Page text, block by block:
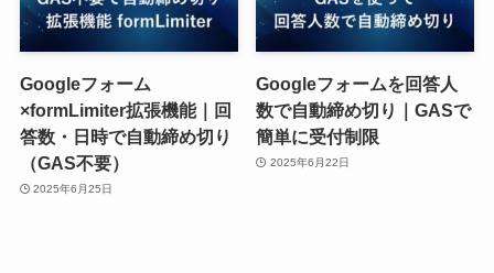
Googleフォーム
×formLimiter拡張機能｜回
答数・日時で自動締め切り
（GAS不要）
2025年6月25日
Googleフォームを回答人
数で自動締め切り｜GASで
簡単に受付制限
2025年6月22日